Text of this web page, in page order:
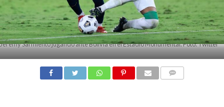
Jeremy Sarmiento jugando ante Bolivia en el Estadio Monumental. Foto: Twitter